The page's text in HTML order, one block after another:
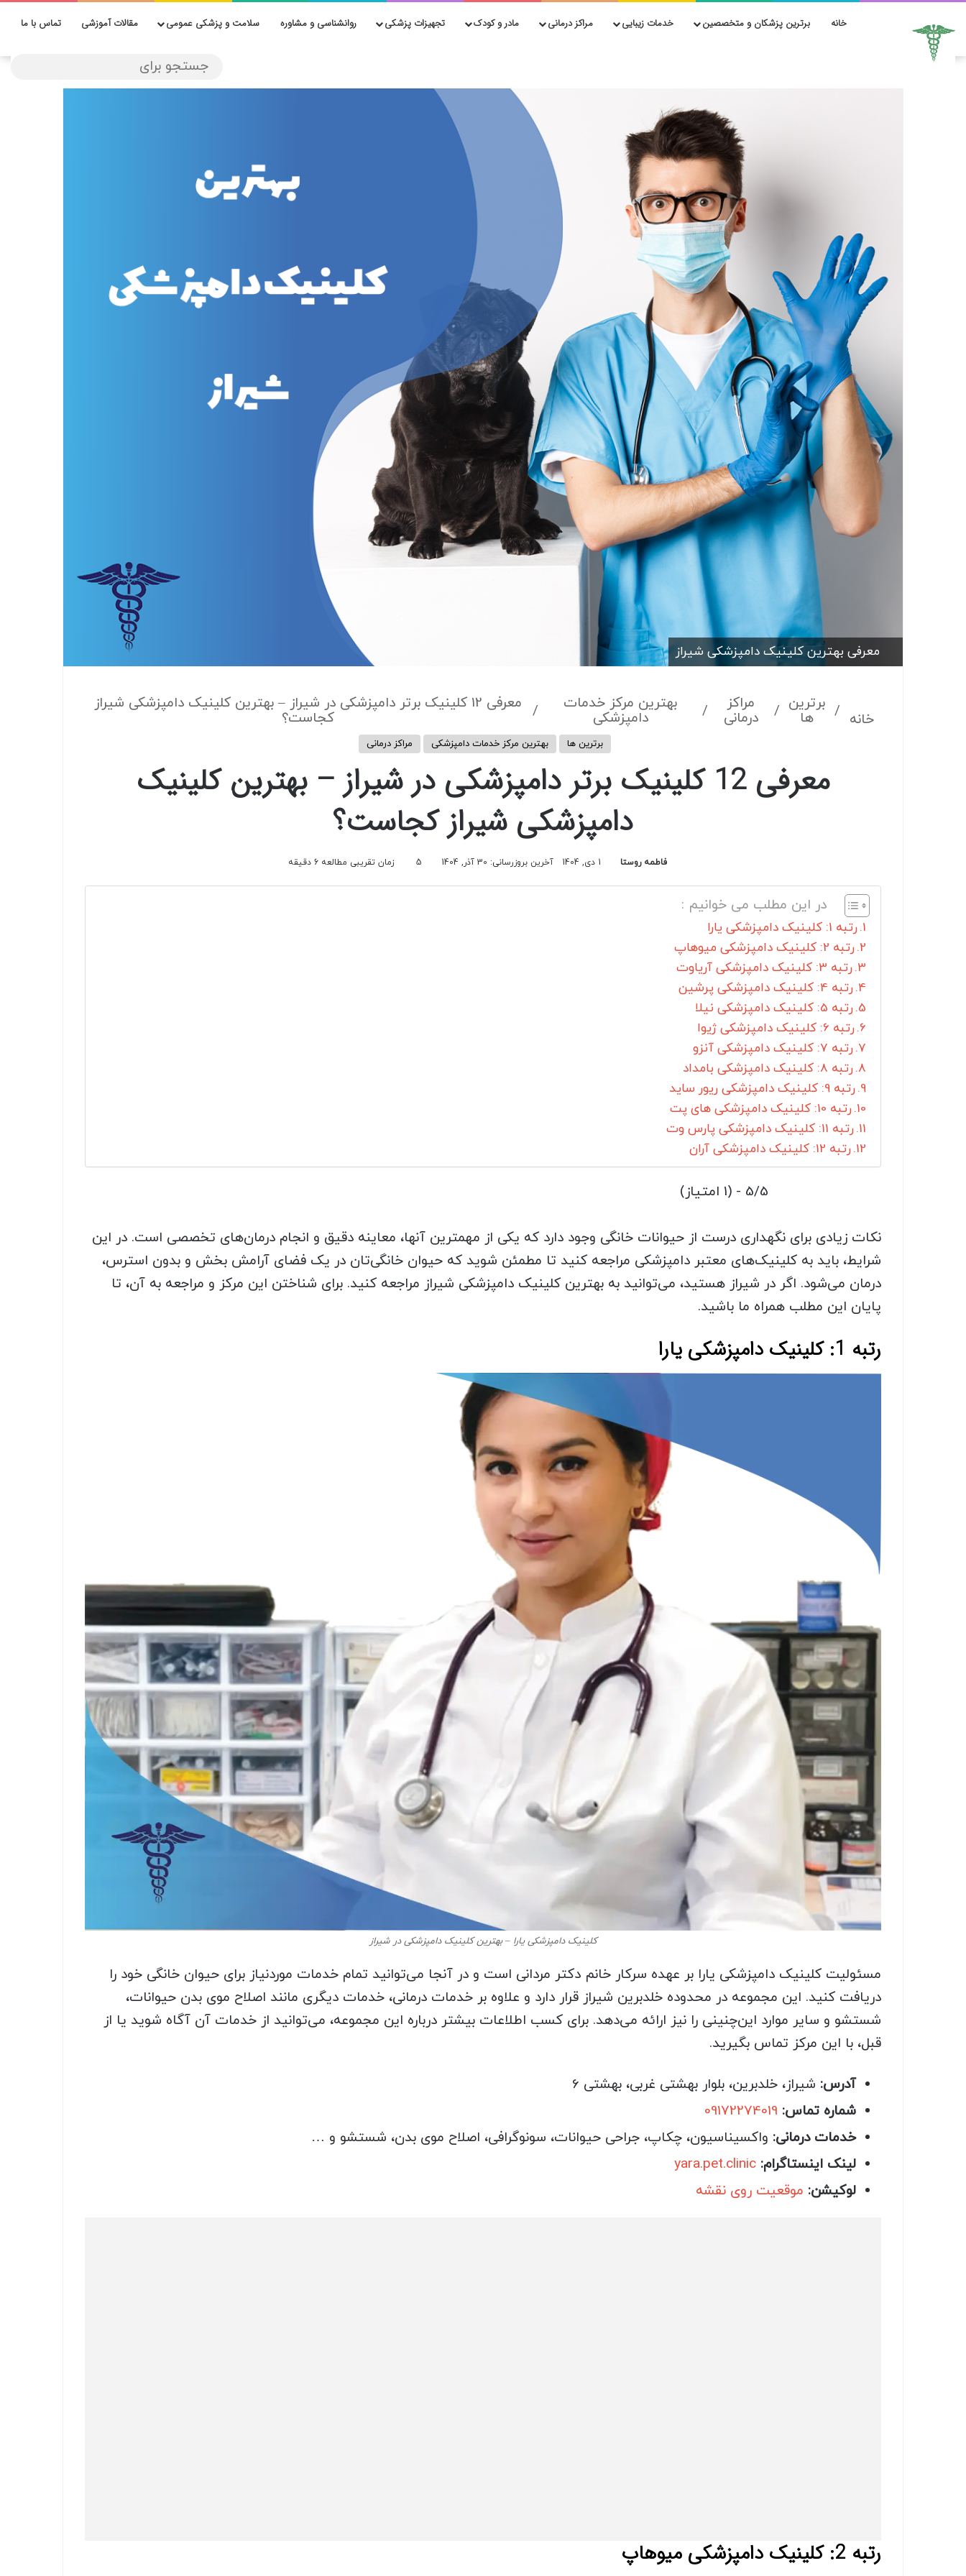
خانه برترین پزشکان و متخصصین خدمات زیبایی مراکز درمانی مادر و کودک تجهیزات پزشکی روانشناسی و مشاوره سلامت و پزشکی عمومی مقالات آموزشی تماس با ما
معرفی بهترین کلینیک دامپزشکی شیراز
خانه / برترین
ها / مراکز
درمانی / بهترین مرکز خدمات
دامپزشکی / معرفی 12 کلینیک برتر دامپزشکی در شیراز – بهترین کلینیک دامپزشکی شیراز
کجاست؟
برترین ها بهترین مرکز خدمات دامپزشکی مراکز درمانی
معرفی 12 کلینیک برتر دامپزشکی در شیراز – بهترین کلینیک
دامپزشکی شیراز کجاست؟
فاطمه روستا 1 دی, 1404 آخرین بروزرسانی: 30 آذر, 1404 5 زمان تقریبی مطالعه 6 دقیقه
در این مطلب می خوانیم :
رتبه 1: کلینیک دامپزشکی یارا
رتبه 2: کلینیک دامپزشکی میوهاپ
رتبه 3: کلینیک دامپزشکی آریاوت
رتبه 4: کلینیک دامپزشکی پرشین
رتبه 5: کلینیک دامپزشکی نیلا
رتبه 6: کلینیک دامپزشکی ژیوا
رتبه 7: کلینیک دامپزشکی آنزو
رتبه 8: کلینیک دامپزشکی بامداد
رتبه 9: کلینیک دامپزشکی ریور ساید
رتبه 10: کلینیک دامپزشکی های پت
رتبه 11: کلینیک دامپزشکی پارس وت
رتبه 12: کلینیک دامپزشکی آران
5/5 - (1 امتیاز)
نکات زیادی برای نگهداری درست از حیوانات خانگی وجود دارد که یکی از مهمترین آنها، معاینه دقیق و انجام درمان‌های تخصصی است. در این
شرایط، باید به کلینیک‌های معتبر دامپزشکی مراجعه کنید تا مطمئن شوید که حیوان خانگی‌تان در یک فضای آرامش بخش و بدون استرس،
درمان می‌شود. اگر در شیراز هستید، می‌توانید به بهترین کلینیک دامپزشکی شیراز مراجعه کنید. برای شناختن این مرکز و مراجعه به آن، تا
پایان این مطلب همراه ما باشید.
رتبه 1: کلینیک دامپزشکی یارا
کلینیک دامپزشکی یارا – بهترین کلینیک دامپزشکی در شیراز
مسئولیت کلینیک دامپزشکی یارا بر عهده سرکار خانم دکتر مردانی است و در آنجا می‌توانید تمام خدمات موردنیاز برای حیوان خانگی خود را
دریافت کنید. این مجموعه در محدوده خلدبرین شیراز قرار دارد و علاوه بر خدمات درمانی، خدمات دیگری مانند اصلاح موی بدن حیوانات،
شستشو و سایر موارد این‌چنینی را نیز ارائه می‌دهد. برای کسب اطلاعات بیشتر درباره این مجموعه، می‌توانید از خدمات آن آگاه شوید یا از
قبل، با این مرکز تماس بگیرید.
آدرس: شیراز، خلدبرین، بلوار بهشتی غربی، بهشتی 6
شماره تماس: 09172274019
خدمات درمانی: واکسیناسیون، چکاپ، جراحی حیوانات، سونوگرافی، اصلاح موی بدن، شستشو و …
لینک اینستاگرام: yara.pet.clinic
لوکیشن: موقعیت روی نقشه
رتبه 2: کلینیک دامپزشکی میوهاپ